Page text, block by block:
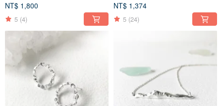
NT$ 1,800
5 (4)
NT$ 1,374
5 (24)